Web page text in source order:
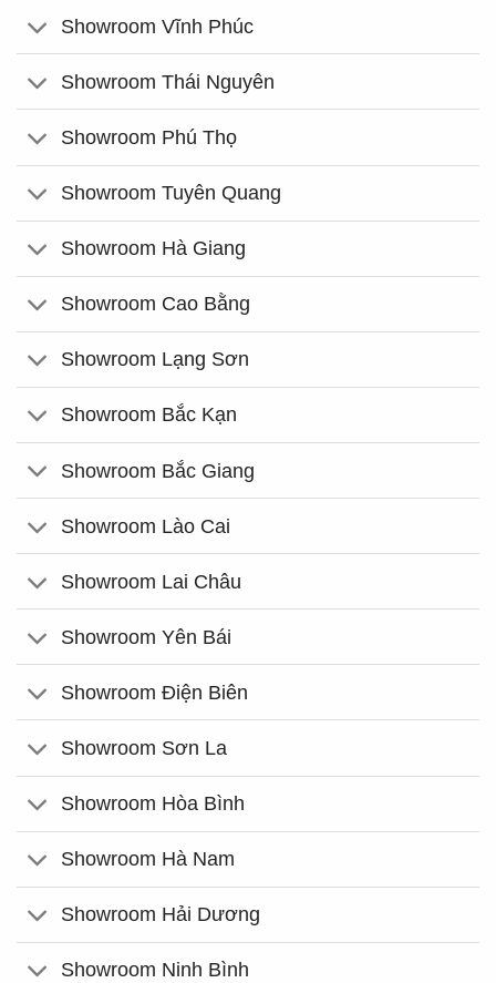
Showroom Vĩnh Phúc
Showroom Thái Nguyên
Showroom Phú Thọ
Showroom Tuyên Quang
Showroom Hà Giang
Showroom Cao Bằng
Showroom Lạng Sơn
Showroom Bắc Kạn
Showroom Bắc Giang
Showroom Lào Cai
Showroom Lai Châu
Showroom Yên Bái
Showroom Điện Biên
Showroom Sơn La
Showroom Hòa Bình
Showroom Hà Nam
Showroom Hải Dương
Showroom Ninh Bình